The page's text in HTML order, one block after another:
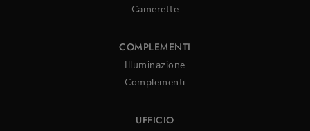
Camerette
COMPLEMENTI
Illuminazione
Complementi
UFFICIO